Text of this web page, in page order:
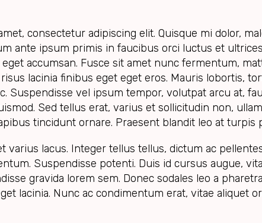
consectetur adipiscing elit. Quisque mi dolor,
ante ipsum primis in faucibus orci luctus et
accumsan. Fusce sit amet nunc fermentum,
lacinia finibus eget eget eros. Mauris lobortis,
Suspendisse vel ipsum tempor, volutpat arcu at,
Sed tellus erat, varius et sollicitudin non,
tincidunt ornare. Praesent blandit leo at turpis
varius lacus. Integer tellus tellus, dictum ac
Suspendisse potenti. Duis id cursus augue,
gravida lorem sem. Donec sodales leo a
lacinia. Nunc ac condimentum erat, vitae aliquet